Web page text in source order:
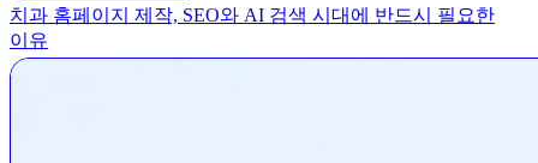
치과 홈페이지 제작, SEO와 AI 검색 시대에 반드시 필요한
이유